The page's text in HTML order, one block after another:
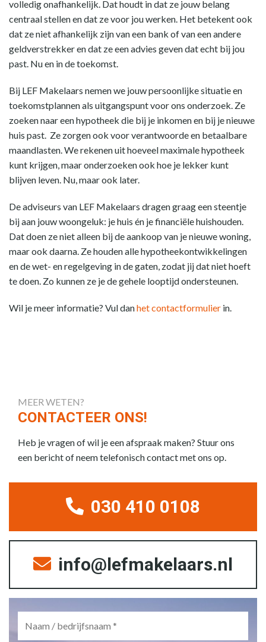
volledig onafhankelijk. Dat houdt in dat ze jouw belang
centraal stellen en dat ze voor jou werken. Het betekent ook
dat ze niet afhankelijk zijn van een bank of van een andere
geldverstrekker en dat ze een advies geven dat echt bij jou
past. Nu en in de toekomst.
Bij LEF Makelaars nemen we jouw persoonlijke situatie en
toekomstplannen als uitgangspunt voor ons onderzoek. Ze
zoeken naar een hypotheek die bij je inkomen en bij je nieuwe
huis past. Ze zorgen ook voor verantwoorde en betaalbare
maandlasten. We rekenen uit hoeveel maximale hypotheek
kunt krijgen, maar onderzoeken ook hoe je lekker kunt
blijven leven. Nu, maar ook later.
De adviseurs van LEF Makelaars dragen graag een steentje
bij aan jouw woongeluk: je huis én je financiële huishouden.
Dat doen ze niet alleen bij de aankoop van je nieuwe woning,
maar ook daarna. Ze houden alle hypotheekontwikkelingen
en de wet- en regelgeving in de gaten, zodat jij dat niet hoeft
te doen. Zo kunnen ze je de gehele looptijd ondersteunen.
Wil je meer informatie? Vul danhet contactformulier in.
MEER WETEN?
CONTACTEER ONS!
Heb je vragen of wil je een afspraak maken? Stuur ons
een bericht of neem telefonisch contact met ons op.
030 410 0108
info@lefmakelaars.nl